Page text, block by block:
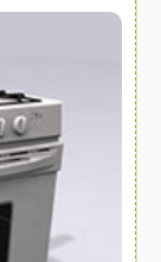
مصالح ساختمانی
سازه پیش ساخته
سنگ ساختمانی
عایق ساختمان